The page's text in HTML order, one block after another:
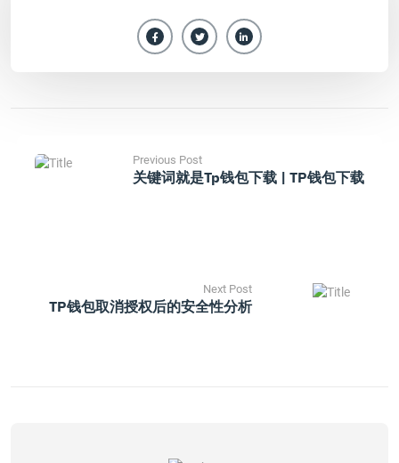
Previous Post
关键词就是tp钱包下载 | TP钱包下载
Next Post
TP钱包取消授权后的安全性分析